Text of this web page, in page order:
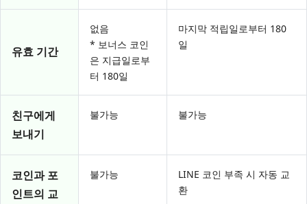
유효 기간
없음
* 보너스 코인
은 지급일로부
터 180일
마지막 적립일로부터 180
일
친구에게
보내기
불가능 불가능
코인과 포
인트의 교
불가능
LINE 코인 부족 시 자동 교
환